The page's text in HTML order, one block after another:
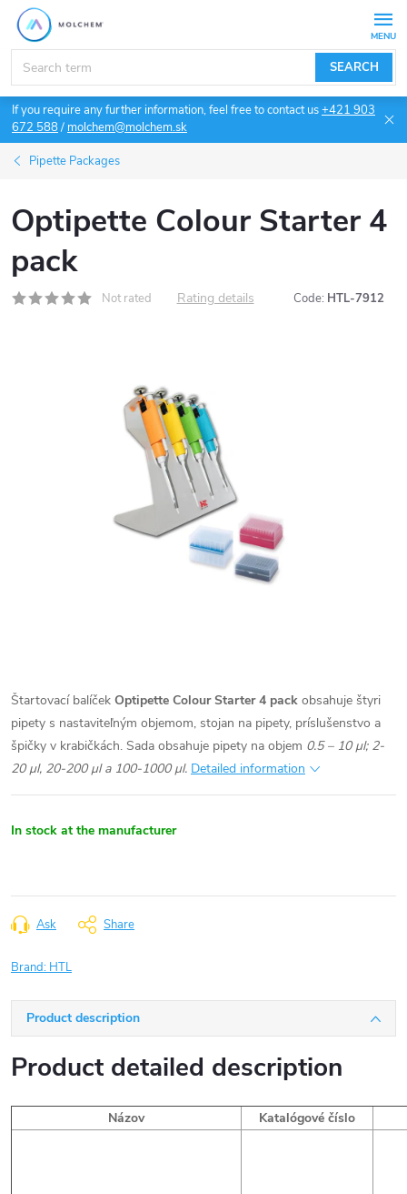
Skip
content
SEARCH
If you require any further information, feel free to contact us+421 903
672 588/ molchem@molchem.sk
Pipette Packages
Optipette Colour Starter 4
pack
Not rated Rating details Code: HTL-7912
Štartovací balíček Optipette Colour Starter 4 pack obsahuje štyri
pipety s nastaviteľným objemom, stojan na pipety, príslušenstvo a
špičky v krabičkách. Sada obsahuje pipety na objem 0.5 – 10 µl; 2-
20 µl, 20-200 µl a 100-1000 µl. Detailed information
In stock at the manufacturer
Ask Share
Brand: HTL
Product description
Product detailed description
Názov Katalógové číslo